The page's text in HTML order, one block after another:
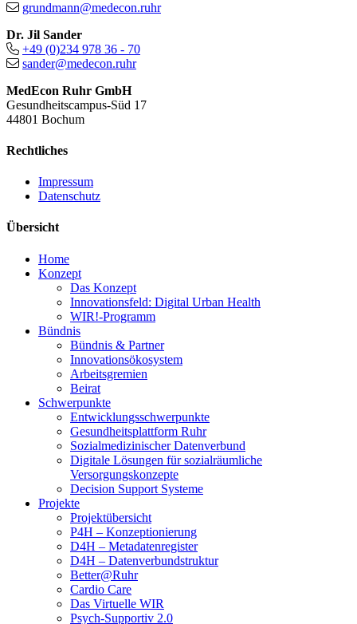
grundmann@medecon.ruhr
Dr. Jil Sander
+49 (0)234 978 36 - 70
sander@medecon.ruhr
MedEcon Ruhr GmbH
Gesundheitscampus-Süd 17
44801 Bochum
Rechtliches
Impressum
Datenschutz
Übersicht
Home
Konzept
Das Konzept
Innovationsfeld: Digital Urban Health
WIR!-Programm
Bündnis
Bündnis & Partner
Innovationsökosystem
Arbeitsgremien
Beirat
Schwerpunkte
Entwicklungsschwerpunkte
Gesundheitsplattform Ruhr
Sozialmedizinischer Datenverbund
Digitale Lösungen für sozialräumliche
Versorgungskonzepte
Decision Support Systeme
Projekte
Projektübersicht
P4H – Konzeptionierung
D4H – Metadatenregister
D4H – Datenverbundstruktur
Better@Ruhr
Cardio Care
Das Virtuelle WIR
Psych-Supportiv 2.0